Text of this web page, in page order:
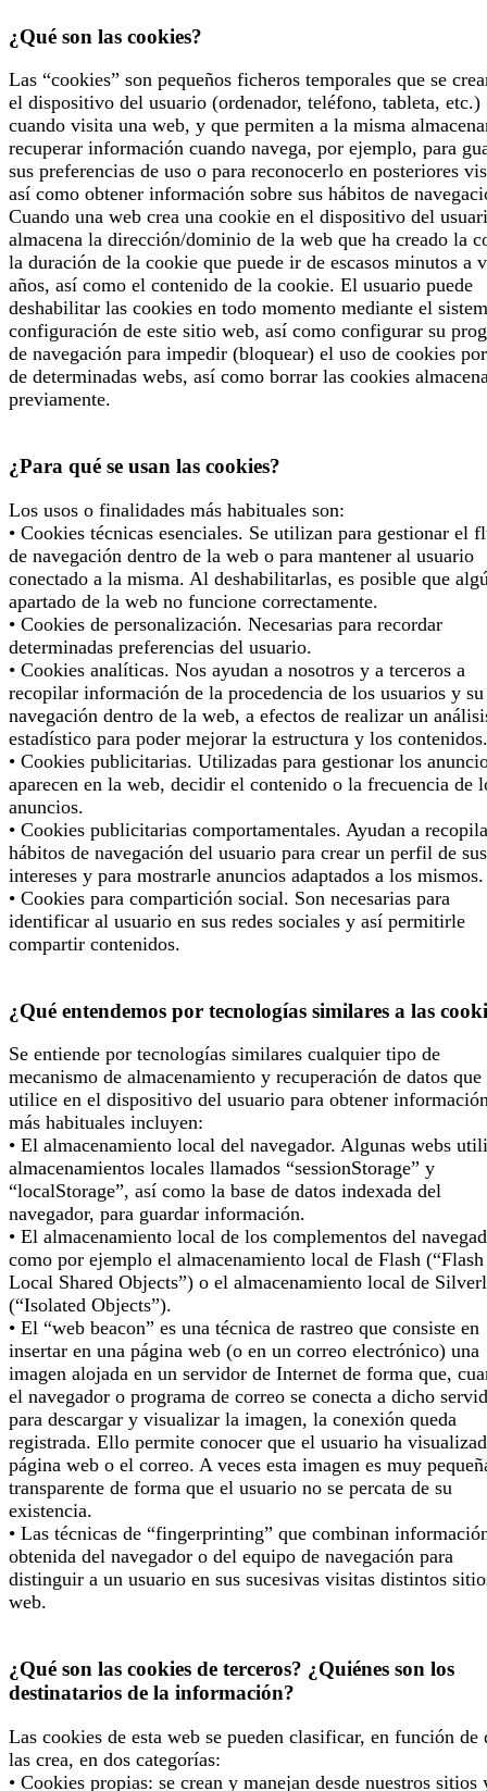
¿Qué son las cookies?
Las “cookies” son pequeños ficheros temporales que se
el dispositivo del usuario (ordenador, teléfono, tableta, etc.)
cuando visita una web, y que permiten a la misma
recuperar información cuando navega, por ejemplo, para
sus preferencias de uso o para reconocerlo en posteriores
así como obtener información sobre sus hábitos de
Cuando una web crea una cookie en el dispositivo del
almacena la dirección/dominio de la web que ha creado la
la duración de la cookie que puede ir de escasos minutos a
años, así como el contenido de la cookie. El usuario puede
deshabilitar las cookies en todo momento mediante el
configuración de este sitio web, así como configurar su
de navegación para impedir (bloquear) el uso de cookies
de determinadas webs, así como borrar las cookies
previamente.
¿Para qué se usan las cookies?
Los usos o finalidades más habituales son:
• Cookies técnicas esenciales. Se utilizan para gestionar el
de navegación dentro de la web o para mantener al usuario
conectado a la misma. Al deshabilitarlas, es posible que
apartado de la web no funcione correctamente.
• Cookies de personalización. Necesarias para recordar
determinadas preferencias del usuario.
• Cookies analíticas. Nos ayudan a nosotros y a terceros a
recopilar información de la procedencia de los usuarios y su
navegación dentro de la web, a efectos de realizar un
estadístico para poder mejorar la estructura y los contenidos.
• Cookies publicitarias. Utilizadas para gestionar los
aparecen en la web, decidir el contenido o la frecuencia de
anuncios.
• Cookies publicitarias comportamentales. Ayudan a
hábitos de navegación del usuario para crear un perfil de sus
intereses y para mostrarle anuncios adaptados a los mismos.
• Cookies para compartición social. Son necesarias para
identificar al usuario en sus redes sociales y así permitirle
compartir contenidos.
¿Qué entendemos por tecnologías similares a las
Se entiende por tecnologías similares cualquier tipo de
mecanismo de almacenamiento y recuperación de datos que
utilice en el dispositivo del usuario para obtener
más habituales incluyen:
• El almacenamiento local del navegador. Algunas webs
almacenamientos locales llamados “sessionStorage” y
“localStorage”, así como la base de datos indexada del
navegador, para guardar información.
• El almacenamiento local de los complementos del
como por ejemplo el almacenamiento local de Flash (“Flash
Local Shared Objects”) o el almacenamiento local de
(“Isolated Objects”).
• El “web beacon” es una técnica de rastreo que consiste en
insertar en una página web (o en un correo electrónico) una
imagen alojada en un servidor de Internet de forma que,
el navegador o programa de correo se conecta a dicho
para descargar y visualizar la imagen, la conexión queda
registrada. Ello permite conocer que el usuario ha
página web o el correo. A veces esta imagen es muy
transparente de forma que el usuario no se percata de su
existencia.
• Las técnicas de “fingerprinting” que combinan
obtenida del navegador o del equipo de navegación para
distinguir a un usuario en sus sucesivas visitas distintos
web.
¿Qué son las cookies de terceros? ¿Quiénes son los
destinatarios de la información?
Las cookies de esta web se pueden clasificar, en función de
las crea, en dos categorías:
• Cookies propias: se crean y manejan desde nuestros sitios